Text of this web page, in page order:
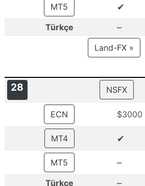
MT5 ✔
Türkçe –
Land-FX »
28 NSFX
ECN $3000
MT4 ✔
MT5 –
Türkçe –